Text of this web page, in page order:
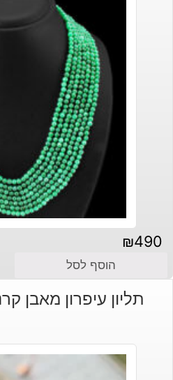
₪490
הוסף לסל
תליון עיפרון מאבן